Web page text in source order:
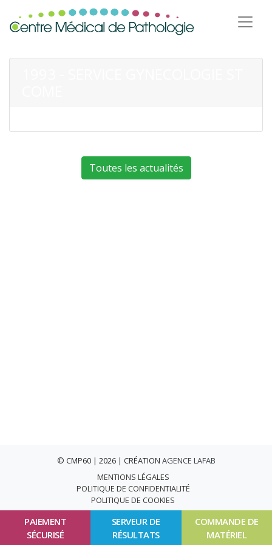
PAIEMENT
SÉCURISÉ
SERVEUR DE
RÉSULTATS
COMMANDE DE
MATÉRIEL
Toutes les actualités
© CMP60 | 2026 | CRÉATION AGENCE LAFAB
MENTIONS LÉGALES
POLITIQUE DE CONFIDENTIALITÉ
POLITIQUE DE COOKIES